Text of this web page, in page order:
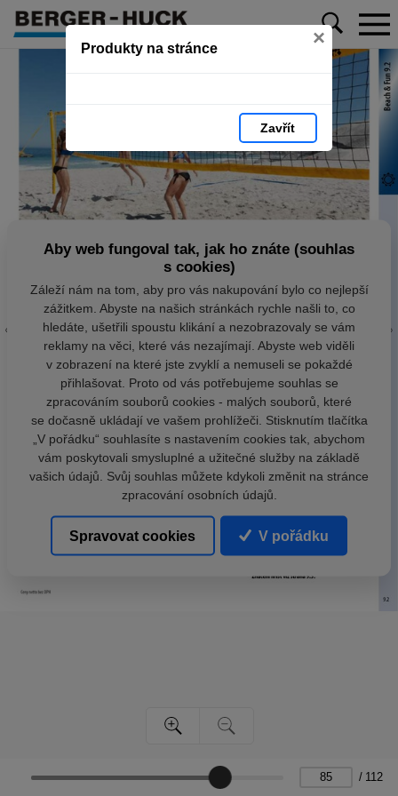
Produkty na stránce ×
Zavřít
/ 112
Aby web fungoval tak, jak ho znáte (souhlas
s cookies)
Záleží nám na tom, aby pro vás nakupování bylo co nejlepší
zážitkem. Abyste na našich stránkách rychle našli to, co
hledáte, ušetřili spoustu klikání a nezobrazovaly se vám
reklamy na věci, které vás nezajímají. Abyste web viděli
v zobrazení na které jste zvyklí a nemuseli se pokaždé
přihlašovat. Proto od vás potřebujeme souhlas se
zpracováním souborů cookies - malých souborů, které
se dočasně ukládají ve vašem prohlížeči. Stisknutím tlačítka
„V pořádku“ souhlasíte s nastavením cookies tak, abychom
vám poskytovali smysluplné a užitečné služby na základě
vašich údajů. Svůj souhlas můžete kdykoli změnit na stránce
zpracování osobních údajů.
Spravovat cookies V pořádku